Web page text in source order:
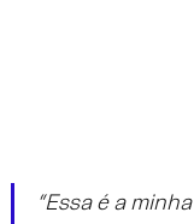
“Essa é a